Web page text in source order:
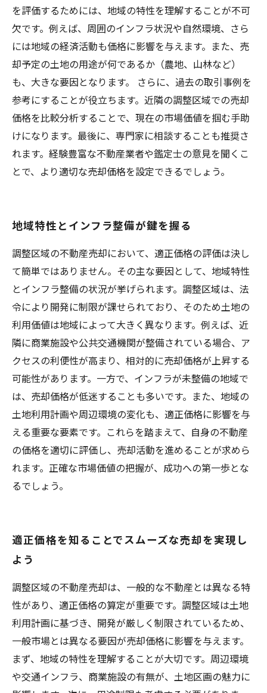
を評価するためには、地域の特性を理解することが不可
欠です。例えば、周囲のインフラ状況や自然環境、さら
には地域の経済活動も価格に影響を与えます。また、売
却予定の土地の用途が何であるか（農地、山林など）
も、大きな要因となります。 さらに、過去の取引事例を
参考にすることが役立ちます。近隣の調整区域での売却
価格を比較分析することで、現在の市場価値を掴む手助
けになります。最後に、専門家に相談することも推奨さ
れます。経験豊富な不動産業者や鑑定士の意見を聞くこ
とで、より適切な売却価格を設定できるでしょう。
地域特性とインフラ整備が鍵を握る
調整区域の不動産売却において、適正価格の評価は決し
て簡単ではありません。その主な要因として、地域特性
とインフラ整備の状況が挙げられます。調整区域は、法
令により開発に制限が課せられており、そのため土地の
利用価値は地域によって大きく異なります。例えば、近
隣に商業施設や公共交通機関が整備されている場合、ア
クセスの利便性が高まり、相対的に売却価格が上昇する
可能性があります。一方で、インフラが未整備の地域で
は、売却価格が低迷することも多いです。また、地域の
土地利用計画や周辺環境の変化も、適正価格に影響を与
える重要な要素です。これらを踏まえて、自身の不動産
の価格を適切に評価し、売却活動を進めることが求めら
れます。正確な市場価値の把握が、成功への第一歩とな
るでしょう。
適正価格を知ることでスムーズな売却を実現し
よう
調整区域の不動産売却は、一般的な不動産とは異なる特
性があり、適正価格の算定が重要です。調整区域は土地
利用計画に基づき、開発が厳しく制限されているため、
一般市場とは異なる要因が売却価格に影響を与えます。
まず、地域の特性を理解することが大切です。周辺環境
や交通インフラ、商業施設の有無が、土地区画の魅力に